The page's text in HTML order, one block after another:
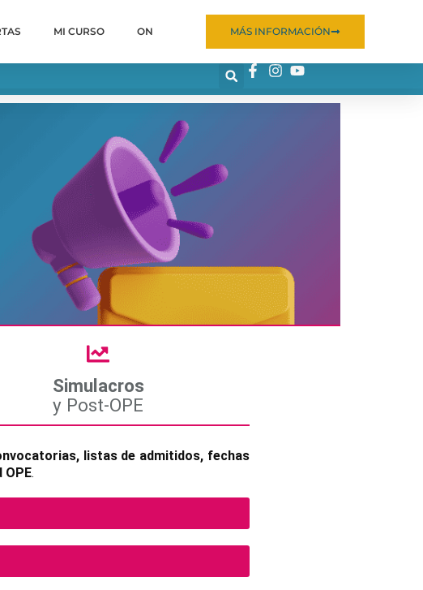
MI CURSO ON MÁS INFORMACIÓN
Simulacros
y Post-OPE
listas de admitidos, fechas
.